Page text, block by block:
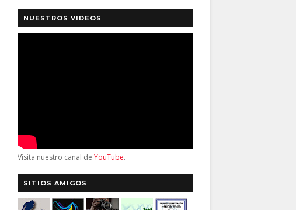
NUESTROS VIDEOS
Visita nuestro canal de YouTube.
SITIOS AMIGOS